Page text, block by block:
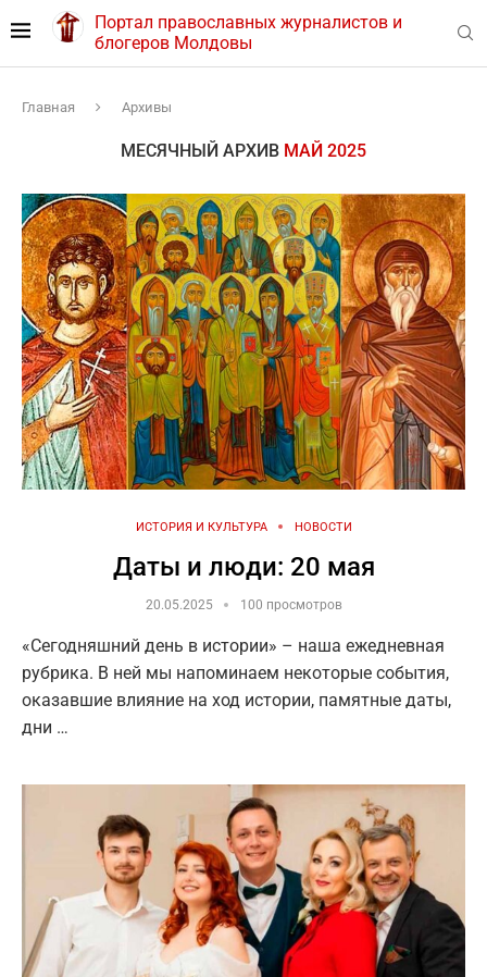
Портал православных журналистов и
блогеров Молдовы
Главная Архивы
МЕСЯЧНЫЙ АРХИВ МАЙ 2025
ИСТОРИЯ И КУЛЬТУРА НОВОСТИ
Даты и люди: 20 мая
20.05.2025 100 просмотров
«Сегодняшний день в истории» – наша ежедневная
рубрика. В ней мы напоминаем некоторые события,
оказавшие влияние на ход истории, памятные даты,
дни …